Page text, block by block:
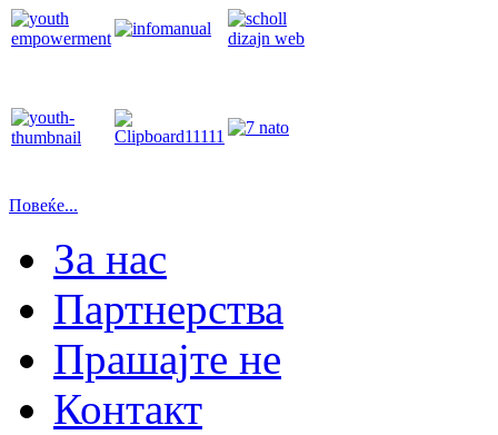
Повеќе...
За нас
Партнерства
Прашајте не
Контакт